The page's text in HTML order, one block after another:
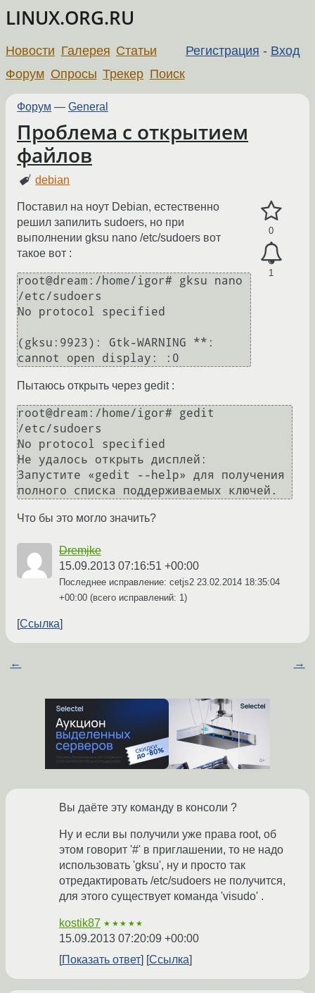
LINUX.ORG.RU
Регистрация - Вход
Новости Галерея Статьи
Форум Опросы Трекер Поиск
Форум — General
Проблема с открытием
файлов
debian
0
1
Поставил на ноут Debian, естественно
решил запилить sudoers, но при
выполнении gksu nano /etc/sudoers вот
такое вот :
root@dream:/home/igor# gksu nano
/etc/sudoers
No protocol specified
(gksu:9923): Gtk-WARNING **:
Пытаюсь открыть через gedit :
root@dream:/home/igor# gedit
/etc/sudoers
No protocol specified
Не удалось открыть дисплей:
Запустите «gedit --help» для получения
Что бы это могло значить?
Dremjke
15.09.2013 07:16:51 +00:00
Последнее исправление: cetjs2 23.02.2014 18:35:04
+00:00 (всего исправлений: 1)
Ссылка
← →
Вы даёте эту команду в консоли ?
Ну и если вы получили уже права root, об
этом говорит '#' в приглашении, то не надо
использовать 'gksu', ну и просто так
отредактировать /etc/sudoers не получится,
для этого существует команда 'visudo' .
kostik87 ★★★★★
15.09.2013 07:20:09 +00:00
Показать ответ
Ссылка